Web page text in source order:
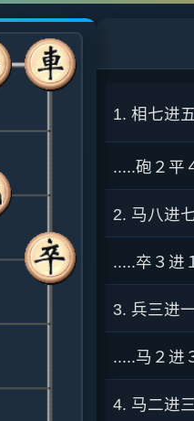
1. 相七进五
.....砲２平
2. 马八进
.....卒３进
3. 兵三进
.....马２进
4. 马二进